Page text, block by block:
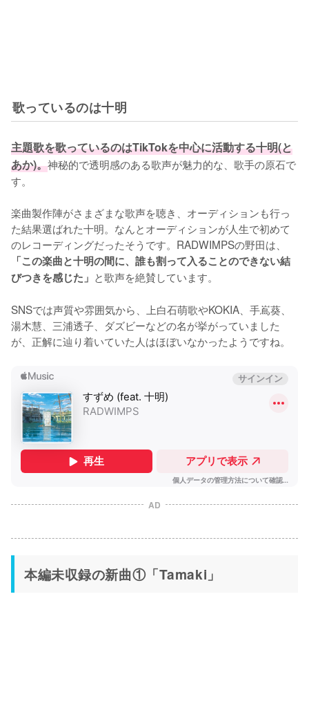
歌っているのは十明
主題歌を歌っているのはTikTokを中心に活動する十明(と
あか)。神秘的で透明感のある歌声が魅力的な、歌手の原石で
す。
楽曲製作陣がさまざまな歌声を聴き、オーディションも行っ
た結果選ばれた十明。なんとオーディションが人生で初めて
のレコーディングだったそうです。RADWIMPSの野田は、
「この楽曲と十明の間に、誰も割って入ることのできない結
びつきを感じた」 と歌声を絶賛しています。
SNSでは声質や雰囲気から、上白石萌歌やKOKIA、手嶌葵、
湯木慧、三浦透子、ダズビーなどの名が挙がっていました
が、正解に辿り着いていた人はほぼいなかったようですね。
AD
本編未収録の新曲①「Tamaki」